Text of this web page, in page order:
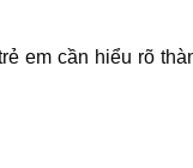
em cần hiểu rõ